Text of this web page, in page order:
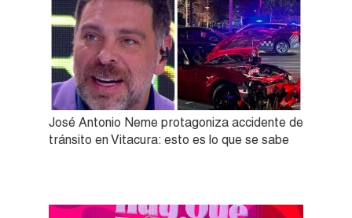
José Antonio Neme protagoniza accidente de
tránsito en Vitacura: esto es lo que se sabe